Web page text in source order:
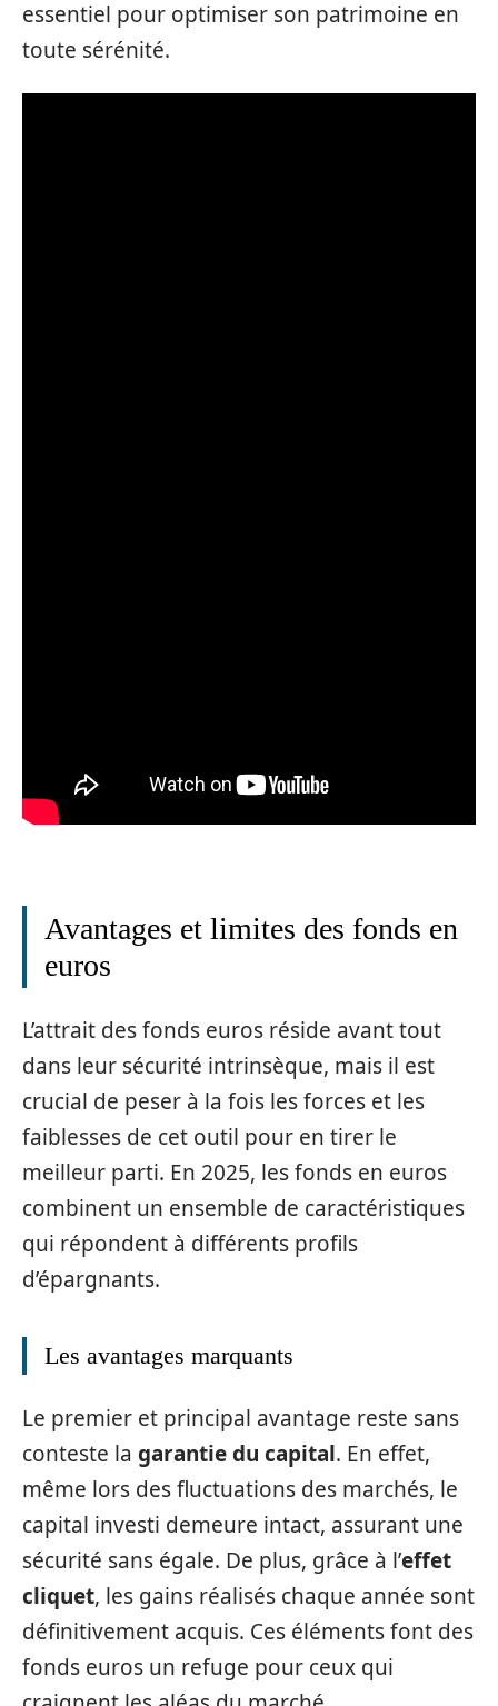
essentiel pour optimiser son patrimoine en
toute sérénité.
Avantages et limites des fonds en
euros
L’attrait des fonds euros réside avant tout
dans leur sécurité intrinsèque, mais il est
crucial de peser à la fois les forces et les
faiblesses de cet outil pour en tirer le
meilleur parti. En 2025, les fonds en euros
combinent un ensemble de caractéristiques
qui répondent à différents profils
d’épargnants.
Les avantages marquants
Le premier et principal avantage reste sans
conteste la garantie du capital. En effet,
même lors des fluctuations des marchés, le
capital investi demeure intact, assurant une
sécurité sans égale. De plus, grâce à l’effet
cliquet, les gains réalisés chaque année sont
définitivement acquis. Ces éléments font des
fonds euros un refuge pour ceux qui